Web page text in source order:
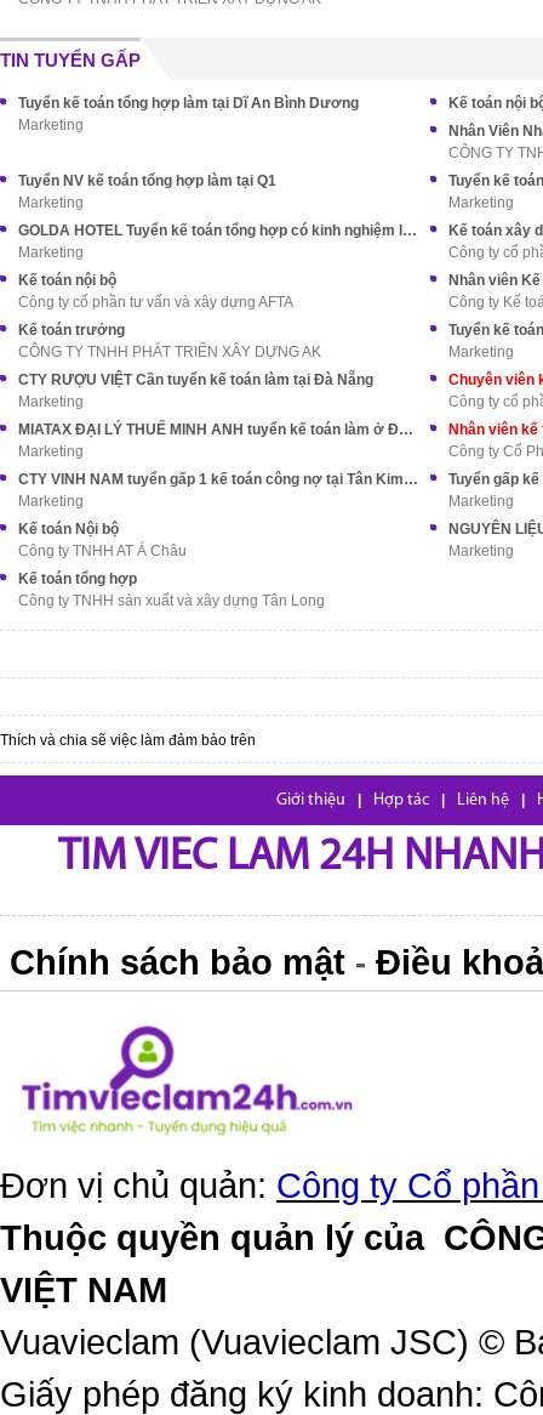
TIN TUYỂN GẤP
Tuyển kế toán tổng hợp làm tại Dĩ An Bình Dương
Marketing
Kế toán nội
Nhân Viên
CÔNG TY
Tuyển NV kế toán tổng hợp làm tại Q1
Marketing
Tuyển kế
Marketing
GOLDA HOTEL Tuyển kế toán tổng hợp có kinh nghiệm làm ở Q5
Marketing
Kế toán xây
Công ty cổ
Kế toán nội bộ
Công ty cổ phần tư vấn và xây dựng AFTA
Nhân viên
Công ty Kế
Kế toán trưởng
CÔNG TY TNHH PHÁT TRIỂN XÂY DỰNG AK
Tuyển kế
Marketing
CTY RƯỢU VIỆT Cần tuyển kế toán làm tại Đà Nẵng
Marketing
Công ty cổ
MIATAX ĐẠI LÝ THUẾ MINH ANH tuyển kế toán làm ở Đồng Nai
Marketing
Nhân viên kế
Công ty Cổ
CTY VINH NAM tuyển gấp 1 kế toán công nợ tại Tân Kim BC
Marketing
Marketing
Kế toán Nội bộ
Công ty TNHH AT Á Châu
NGUYÊN
Marketing
Kế toán tổng hợp
Công ty TNHH sản xuất và xây dựng Tân Long
Thích và chia sẽ việc làm đảm bảo trên
Giới thiệu Hợp tác Liên hệ
TIM VIEC LAM 24H
Chính sách bảo mật - Điều
Đơn vị chủ quản: Công ty Cổ
Thuộc quyền quản lý của
VIỆT NAM
Vuavieclam (Vuavieclam JSC) ©
Giấy phép đăng ký kinh doanh: